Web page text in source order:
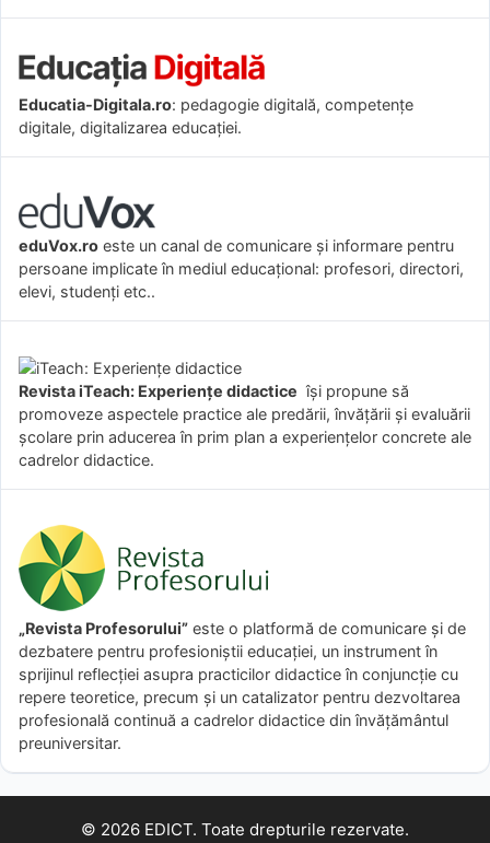
Educatia-Digitala.ro: pedagogie digitală, competențe
digitale, digitalizarea educației.
eduVox.ro este un canal de comunicare și informare pentru
persoane implicate în mediul educațional: profesori, directori,
elevi, studenți etc..
Revista iTeach: Experienţe didactice îşi propune să
promoveze aspectele practice ale predării, învăţării şi evaluării
şcolare prin aducerea în prim plan a experienţelor concrete ale
cadrelor didactice.
„Revista Profesorului” este o platformă de comunicare și de
dezbatere pentru profesioniștii educației, un instrument în
sprijinul reflecției asupra practicilor didactice în conjuncție cu
repere teoretice, precum și un catalizator pentru dezvoltarea
profesională continuă a cadrelor didactice din învățământul
preuniversitar.
© 2026 EDICT. Toate drepturile rezervate.